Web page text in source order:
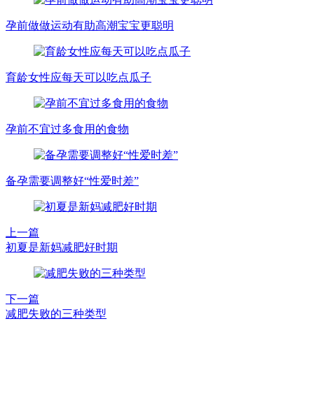
孕前做做运动有助高潮宝宝更聪明
育龄女性应每天可以吃点瓜子
孕前不宜过多食用的食物
备孕需要调整好“性爱时差”
上一篇
初夏是新妈减肥好时期
下一篇
减肥失败的三种类型